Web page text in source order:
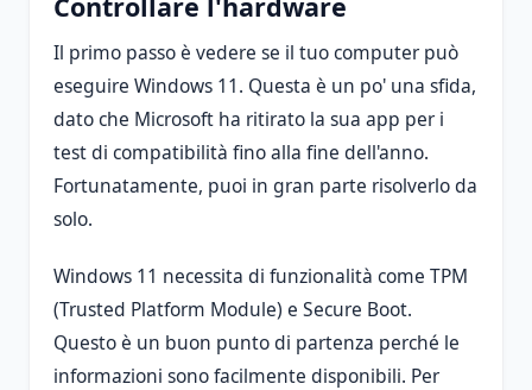
Il primo passo è vedere se il tuo computer può
eseguire Windows 11. Questa è un po' una sfida,
dato che Microsoft ha ritirato la sua app per i
test di compatibilità fino alla fine dell'anno.
Fortunatamente, puoi in gran parte risolverlo da
solo.
Windows 11 necessita di funzionalità come TPM
(Trusted Platform Module) e Secure Boot.
Questo è un buon punto di partenza perché le
informazioni sono facilmente disponibili. Per